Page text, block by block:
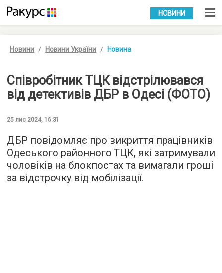
УКР РУС
НОВИНИ
Новини Новини України Новина
Співробітник ТЦК відстрілювався
від детективів ДБР в Одесі (ФОТО)
25 лис 2024, 16:31
ДБР повідомляє про викриття працівників
Одеського районного ТЦК, які затримували
чоловіків на блокпостах та вимагали гроші
за відстрочку від мобілізації.